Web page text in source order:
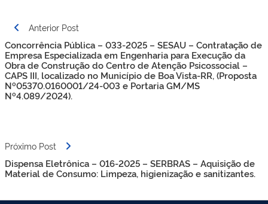
Navegação
de
Post
Anterior Post
Concorrência Pública – 033-2025 – SESAU – Contratação de
Empresa Especializada em Engenharia para Execução da
Obra de Construção do Centro de Atenção Psicossocial –
CAPS III, localizado no Município de Boa Vista-RR, (Proposta
Nº05370.0160001/24-003 e Portaria GM/MS
Nº4.089/2024).
Próximo Post
Dispensa Eletrônica – 016-2025 – SERBRAS – Aquisição de
Material de Consumo: Limpeza, higienização e sanitizantes.